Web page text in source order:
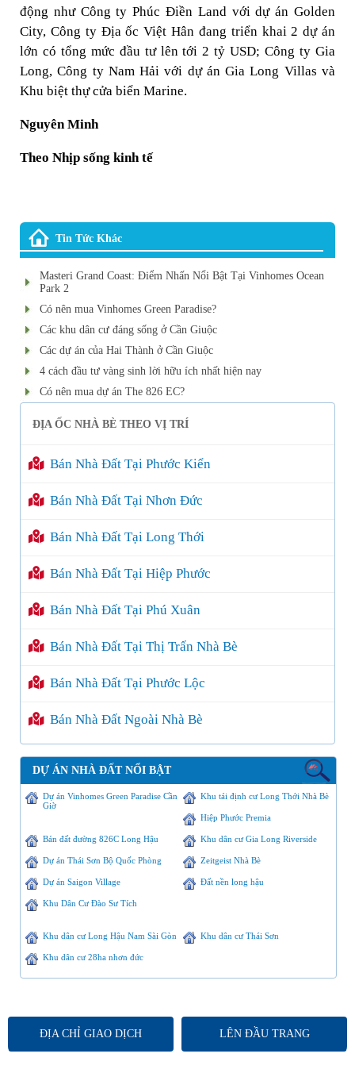
động như Công ty Phúc Điền Land với dự án Golden
City, Công ty Địa ốc Việt Hân đang triển khai 2 dự án
lớn có tổng mức đầu tư lên tới 2 tỷ USD; Công ty Gia
Long, Công ty Nam Hải với dự án Gia Long Villas và
Khu biệt thự cửa biển Marine.
Nguyên Minh
Theo Nhịp sống kinh tế
Tin Tức Khác
Masteri Grand Coast: Điểm Nhấn Nổi Bật Tại Vinhomes Ocean
Park 2
Có nên mua Vinhomes Green Paradise?
Các khu dân cư đáng sống ở Cần Giuộc
Các dự án của Hai Thành ở Cần Giuộc
4 cách đầu tư vàng sinh lời hữu ích nhất hiện nay
Có nên mua dự án The 826 EC?
ĐỊA ỐC NHÀ BÈ THEO VỊ TRÍ
Bán Nhà Đất Tại Phước Kiển
Bán Nhà Đất Tại Nhơn Đức
Bán Nhà Đất Tại Long Thới
Bán Nhà Đất Tại Hiệp Phước
Bán Nhà Đất Tại Phú Xuân
Bán Nhà Đất Tại Thị Trấn Nhà Bè
Bán Nhà Đất Tại Phước Lộc
Bán Nhà Đất Ngoài Nhà Bè
DỰ ÁN NHÀ ĐẤT NỔI BẬT
Dự án Vinhomes Green Paradise Cần
Giờ
Khu tái định cư Long Thới Nhà Bè
Hiệp Phước Premia
Bán đất đường 826C Long Hậu Khu dân cư Gia Long Riverside
Dự án Thái Sơn Bộ Quốc Phòng Zeitgeist Nhà Bè
Dự án Saigon Village Đất nền long hậu
Khu Dân Cư Đào Sư Tích
Khu dân cư Long Hậu Nam Sài Gòn Khu dân cư Thái Sơn
Khu dân cư 28ha nhơn đức
ĐỊA CHỈ GIAO DỊCH LÊN ĐẦU TRANG